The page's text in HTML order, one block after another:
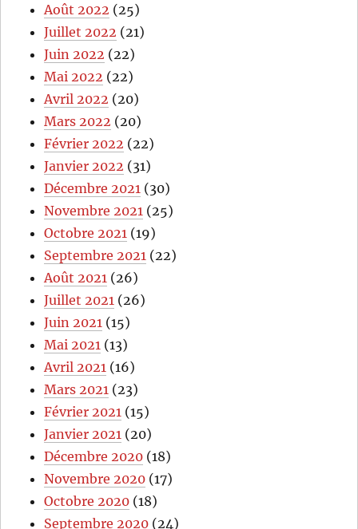
Août 2022 (25)
Juillet 2022 (21)
Juin 2022 (22)
Mai 2022 (22)
Avril 2022 (20)
Mars 2022 (20)
Février 2022 (22)
Janvier 2022 (31)
Décembre 2021 (30)
Novembre 2021 (25)
Octobre 2021 (19)
Septembre 2021 (22)
Août 2021 (26)
Juillet 2021 (26)
Juin 2021 (15)
Mai 2021 (13)
Avril 2021 (16)
Mars 2021 (23)
Février 2021 (15)
Janvier 2021 (20)
Décembre 2020 (18)
Novembre 2020 (17)
Octobre 2020 (18)
Septembre 2020 (24)